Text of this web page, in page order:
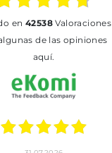
en 42538Valoraciones
aquí.